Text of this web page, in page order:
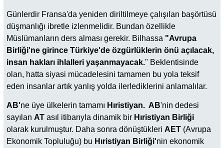
Günlerdir Fransa'da yeniden diriltilmeye çalışılan başörtüsü
düşmanlığı ibretle izlenmelidir. Bundan özellikle
Müslümanların ders alması gerekir. Bilhassa "Avrupa
Birliği'ne girince Türkiye'de özgürlüklerin önü açılacak,
insan hakları ihlalleri yaşanmayacak." Beklentisinde
olan, hatta siyasi mücadelesini tamamen bu yola teksif
eden insanlar artık yanlış yolda ilerlediklerini anlamalılar.
AB'ne üye ülkelerin tamamı Hıristiyan. AB'nin dedesi
sayılan AT asıl itibarıyla dinamik bir Hıristiyan Birliği
olarak kurulmuştur. Daha sonra dönüştükleri AET (Avrupa
Ekonomik Topluluğu) bu Hıristiyan Birliği'nin ekonomik